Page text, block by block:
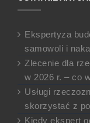
Ekspertyza
samowoli i
Zlecenie dla
w 2026 r. – co
Usługi
skorzystać z
Kiedy ekspert